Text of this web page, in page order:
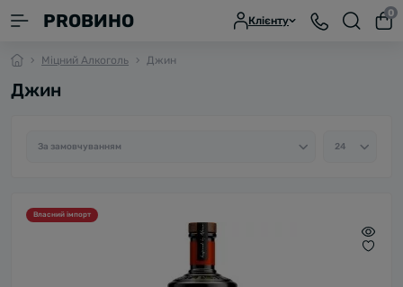
PROВИНО Клієнту
0
Міцний Алкоголь Джин
Джин
Власний імпорт